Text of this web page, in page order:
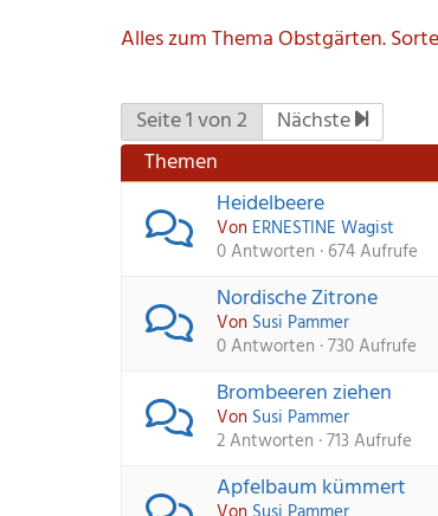
Alles zum Thema Obstgärten.
Seite 1 von 2
Nächste
Themen
Heidelbeere
Von ERNESTINE Wagist
0 Antworten · 674 Aufrufe
Nordische Zitrone
Von Susi Pammer
0 Antworten · 730 Aufrufe
Brombeeren ziehen
Von Susi Pammer
2 Antworten · 713 Aufrufe
Apfelbaum kümmert